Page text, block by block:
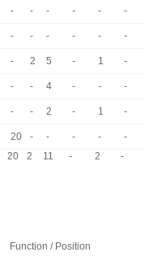
- - - - - -
- - - - - -
- 2 5 - 1 -
- - 4 - - -
- - 2 - 1 -
20 - - - -
-
20 2 11 - 2 -
Function / Position